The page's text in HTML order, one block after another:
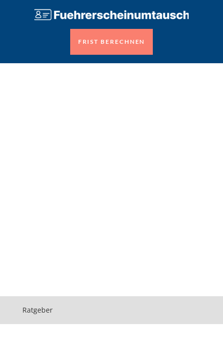
FRIST BERECHNEN
Ratgeber